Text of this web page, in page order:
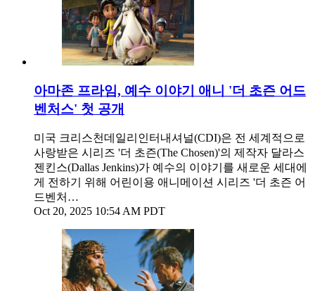
아마존 프라임, 예수 이야기 애니 '더 초즌 어드
벤처스' 첫 공개
미국 크리스천데일리인터내셔널(CDI)은 전 세계적으로
사랑받은 시리즈 '더 초즌(The Chosen)'의 제작자 달라스
젠킨스(Dallas Jenkins)가 예수의 이야기를 새로운 세대에
게 전하기 위해 어린이용 애니메이션 시리즈 '더 초즌 어
드벤처…
Oct 20, 2025 10:54 AM PDT